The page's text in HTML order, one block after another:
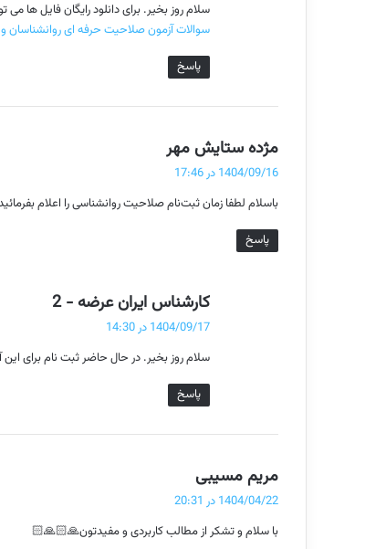
:
سلام روز بخیر. برای دانلود رایگان فایل ها
سوالات آزمون صلاحیت حرفه ای روانشناسان
پاسخ
مژده ستایش مهر
:
1404/09/16 در 17:46
باسلام لطفا زمان ثبت‌نام صلاحيت روانشناسی را اعلام
پاسخ
کارشناس ایران عرضه - 2
:
1404/09/17 در 14:30
سلام روز بخیر. در حال حاضر ثبت نام برای
پاسخ
مریم مسیبی
ف
:
1404/04/22 در 20:31
با سلام و تشکر از مطالب کاربردی و مفیدتون🙏🏻🙏🏻